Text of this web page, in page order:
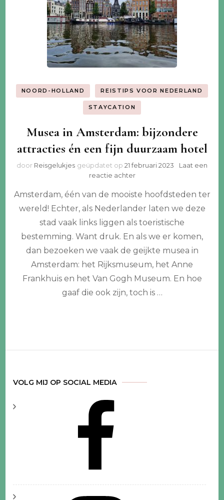
NOORD-HOLLAND REISTIPS VOOR NEDERLAND
STAYCATION
Musea in Amsterdam: bijzondere
attracties én een fijn duurzaam hotel
door Reisgelukjes geüpdatet op 21 februari 2023
Laat een
reactie achterop
in
Amsterdam:
attracties
én
een
fijn
duurzaam
hotel
Amsterdam, één van de mooiste hoofdsteden ter
wereld! Echter, als Nederlander laten we deze
stad vaak links liggen als toeristische
bestemming. Want druk. En als we er komen,
dan bezoeken we vaak de geijkte musea in
Amsterdam: het Rijksmuseum, het Anne
Frankhuis en het Van Gogh Museum. En hoe
gaaf die ook zijn, toch is …
VOLG MIJ OP SOCIAL MEDIA